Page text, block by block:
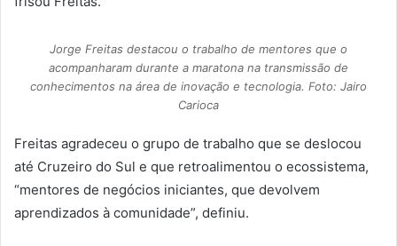
Jorge Freitas destacou o trabalho de mentores que o
acompanharam durante a maratona na transmissão de
conhecimentos na área de inovação e tecnologia. Foto: Jairo
Carioca
Freitas agradeceu o grupo de trabalho que se deslocou
até Cruzeiro do Sul e que retroalimentou o ecossistema,
“mentores de negócios iniciantes, que devolvem
aprendizados à comunidade”, definiu.